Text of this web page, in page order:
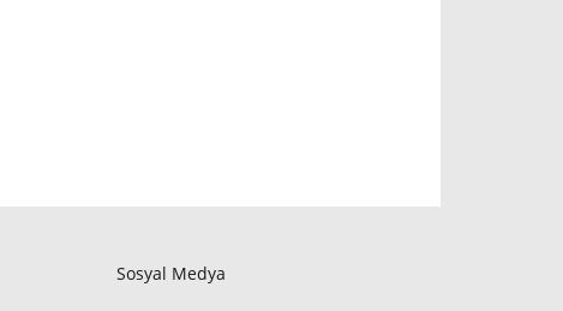
Sosyal Medya